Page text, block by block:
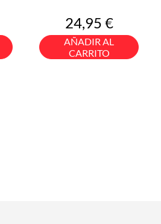
Precio
24,95 €
AÑADIR AL
CARRITO